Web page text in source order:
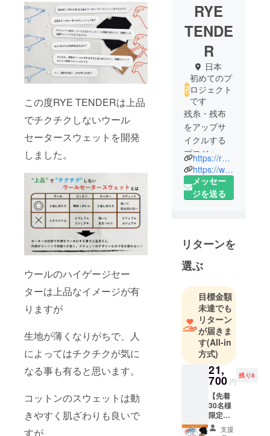
この度RYE TENDERは上品
でチクチクしないウール
セータースウェットを開発
しました。
ウールのハイゲージセー
ターは上品なイメージが有
りますが
生地が薄くなりがちで、人
によってはチクチクが気に
なる事も有ると思います。
コットンのスウェットは動
きやすく肌ざわりも良いで
すが
RYE
TENDE
R
日本
初めてのプ
ロジェクト
です
残糸・残布
をアップサ
イクルする
プロジェク
ト。
衣料品の生
産の背景に
てゆく糸や
生地が存在
します。 こ
のような境
遇にある原
料から衣類
をつくり、
世の中に送
り出してい
く。
破棄予定の
素材の価値
を最大限に
引き出すこ
https://ryetender.com/
https://www.instagram.com/rye_tender/
メッセー
ジを送る
リターンを
選ぶ
目標金額
未達でも
リターン
が届きま
す(All-in
方式)
21,
700 円
残り8
【先着
30名様
限定価
格】 1st
支援